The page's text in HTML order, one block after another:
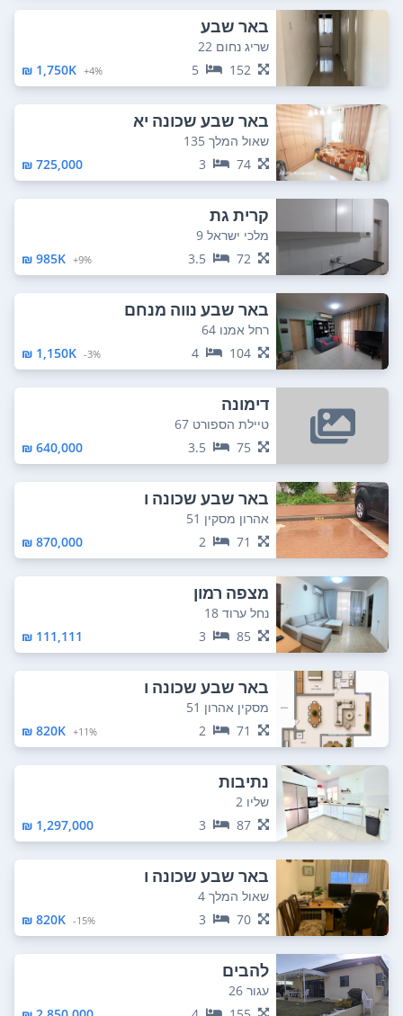
באר שבע
שריג נחום 22
152
5
4%+
1,750K ₪
באר שבע שכונה יא
שאול המלך 135
74
3
725,000 ₪
קרית גת
מלכי ישראל 9
72
3.5
9%+
985K ₪
באר שבע נווה מנחם
רחל אמנו 64
104
4
3%-
1,150K ₪
דימונה
טיילת הספורט 67
75
3.5
640,000 ₪
באר שבע שכונה ו
אהרון מסקין 51
71
2
870,000 ₪
מצפה רמון
נחל ערוד 18
85
3
111,111 ₪
באר שבע שכונה ו
מסקין אהרון 51
71
2
11%+
820K ₪
נתיבות
שליו 2
87
3
1,297,000 ₪
באר שבע שכונה ו
שאול המלך 4
70
3
15%-
820K ₪
להבים
עגור 26